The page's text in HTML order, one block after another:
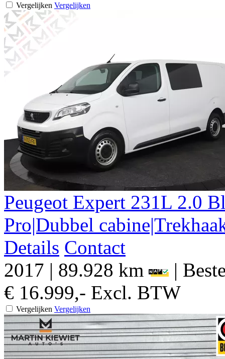
Vergelijken Vergelijken
Peugeot Expert 231L 2.0
Pro|Dubbel
Details Contact
2017 | 89.928 km |
€ 16.999,- Excl. BTW
Vergelijken Vergelijken